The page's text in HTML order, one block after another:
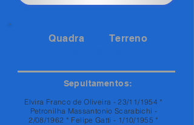
Quadra Terreno
Sepultamentos:
Elvira Franco de Oliveira - 23/11/1954 *
Petronilha Massantonio Scarabichi -
2/08/1962 * Felipe Gatti - 1/10/1955 *